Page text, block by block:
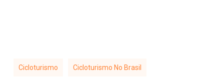
Cicloturismo Cicloturismo No Brasil